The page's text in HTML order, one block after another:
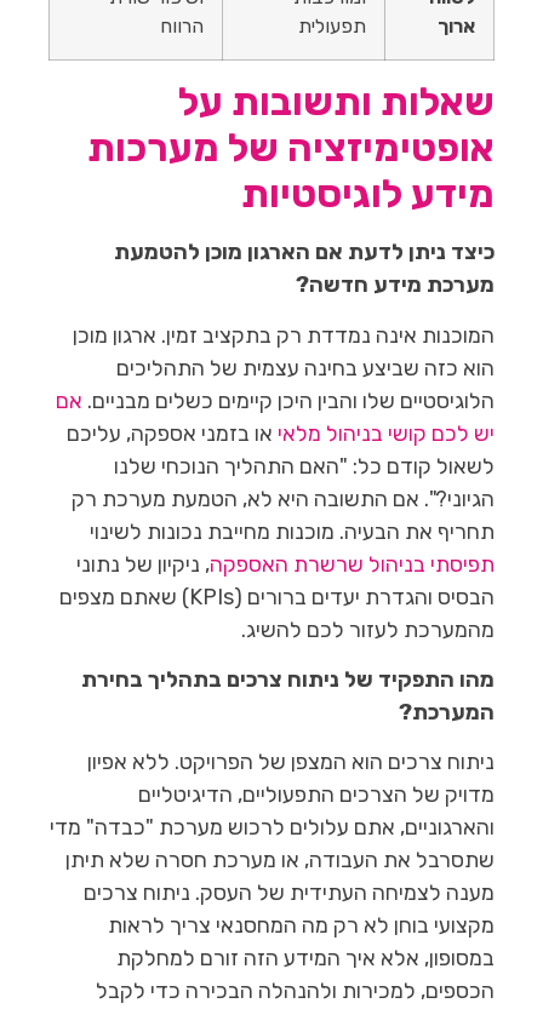
ארוך
תפעולית
הרווח
שאלות ותשובות על
אופטימיזציה של מערכות
מידע לוגיסטיות
כיצד ניתן לדעת אם הארגון מוכן להטמעת
מערכת מידע חדשה?
המוכנות אינה נמדדת רק בתקציב זמין. ארגון מוכן
הוא כזה שביצע בחינה עצמית של התהליכים
הלוגיסטיים שלו והבין היכן קיימים כשלים מבניים. אם
יש לכם קושי בניהול מלאי או בזמני אספקה, עליכם
לשאול קודם כל: "האם התהליך הנוכחי שלנו
הגיוני?". אם התשובה היא לא, הטמעת מערכת רק
תחריף את הבעיה. מוכנות מחייבת נכונות לשינוי
תפיסתי בניהול שרשרת האספקה, ניקיון של נתוני
הבסיס והגדרת יעדים ברורים (KPIs) שאתם מצפים
מהמערכת לעזור לכם להשיג.
מהו התפקיד של ניתוח צרכים בתהליך בחירת
המערכת?
ניתוח צרכים הוא המצפן של הפרויקט. ללא אפיון
מדויק של הצרכים התפעוליים, הדיגיטליים
והארגוניים, אתם עלולים לרכוש מערכת "כבדה" מדי
שתסרבל את העבודה, או מערכת חסרה שלא תיתן
מענה לצמיחה העתידית של העסק. ניתוח צרכים
מקצועי בוחן לא רק מה המחסנאי צריך לראות
במסופון, אלא איך המידע הזה זורם למחלקת
הכספים, למכירות ולהנהלה הבכירה כדי לקבל